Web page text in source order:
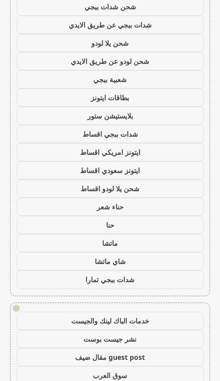
شحن شدات ببجي
شدات ببجي عن طريق الايدي
شحن يلا لودو
شحن لودو عن طريق الايدي
شعبية ببجي
بطاقات ايتونز
بلايستيشن ستور
شدات ببجي اقساط
ايتونز امريكي اقساط
ايتونز سعودي اقساط
شحن يلا لودو اقساط
حناء شعر
حنا
ماتشا
شاي ماتشا
شدات ببجي تمارا
!
خدمات الباك لينك والجيست
نشر جيست بوست
guest post مقال ضيف
سوق العرب